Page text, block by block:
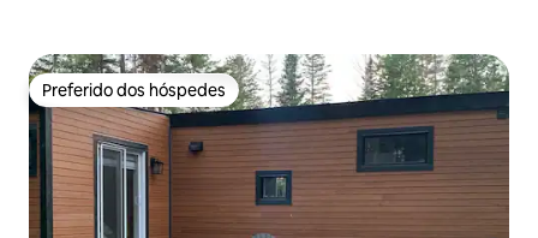
Preferido dos hóspedes
Preferido dos hóspedes